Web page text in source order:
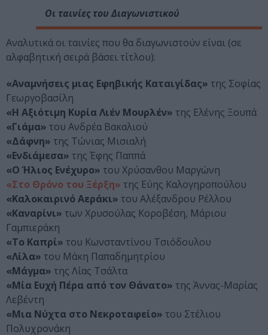
Οι ταινίες του Διαγωνιστικού
Αναλυτικά οι ταινίες που θα διαγωνιστούν είναι (σε
αλφαβητική σειρά βάσει τίτλου):
«Αναμνήσεις μιας Εφηβικής Καταιγίδας» της Σοφίας
Γεωργοβασίλη
«Η Αξιότιμη Κυρία Λιέν Μουρλέν» της Eλένης Ξουπά
«Γιάμα» του Ανδρέα Βακαλιού
«Δάφνη» της Τώνιας Μισιαλή
«Ενδιάμεσα» της Έφης Παππά
«Ο Ήλιος Ενέχυρο» του Χρύσανθου Μαργώνη
«Στο Θρόνο του Ξέρξη» της Εύης Καλογηροπούλου
«Καλοκαιρινό Αεράκι» του Αλέξανδρου Ρέλλου
«Καναρίνι» των Χρυσούλας Κοροβέση, Μάριου
Γαμπιεράκη
«Το Καπρί» του Κωνσταντίνου Τσιόδουλου
«Λίλα» του Μάκη Παπαδημητρίου
«Μάγμα» της Λίας Τσάλτα
«Μία Ευχή Πέρα από τον Θάνατο» της Άννας-Μαρίας
Λεβέντη
«Μια Νύχτα στο Νεκροταφείο» του Στέλιου
Πολυχρονάκη